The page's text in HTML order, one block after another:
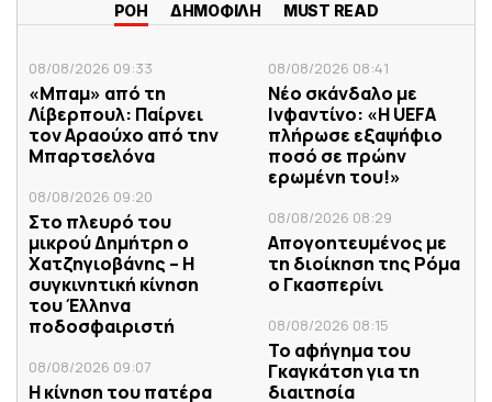
ΡΟΗ ΔΗΜΟΦΙΛΗ MUST READ
08/08/2026 09:33
«Μπαμ» από τη
Λίβερπουλ: Παίρνει
τον Αραούχο από την
Μπαρτσελόνα
08/08/2026 09:20
Στο πλευρό του
μικρού Δημήτρη ο
Χατζηγιοβάνης – Η
συγκινητική κίνηση
του Έλληνα
ποδοσφαιριστή
08/08/2026 09:07
Η κίνηση του πατέρα
08/08/2026 08:41
Νέο σκάνδαλο με
Ινφαντίνο: «Η UEFA
πλήρωσε εξαψήφιο
ποσό σε πρώην
ερωμένη του!»
08/08/2026 08:29
Απογοητευμένος με
τη διοίκηση της Ρόμα
ο Γκασπερίνι
08/08/2026 08:15
Το αφήγημα του
Γκαγκάτση για τη
διαιτησία